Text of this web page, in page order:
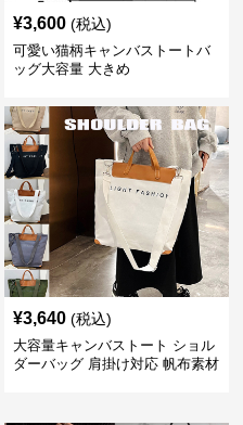
¥3,600 (税込)
可愛い猫柄キャンバストートバ
ッグ大容量 大きめ
¥3,640 (税込)
大容量キャンバストート ショル
ダーバッグ 肩掛け対応 帆布素材